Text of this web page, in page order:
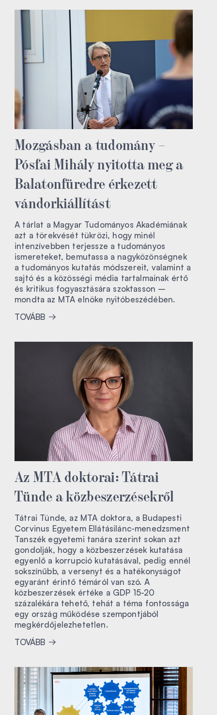
Mozgásban a tudomány –
Pósfai Mihály nyitotta meg a
Balatonfüredre érkezett
vándorkiállítást
A tárlat a Magyar Tudományos Akadémiának
azt a törekvését tükrözi, hogy minél
intenzívebben terjessze a tudományos
ismereteket, bemutassa a nagyközönségnek
a tudományos kutatás módszereit, valamint a
sajtó és a közösségi média tartalmainak értő
és kritikus fogyasztására szoktasson –
mondta az MTA elnöke nyitóbeszédében.
TOVÁBB
Az MTA doktorai: Tátrai
Tünde a közbeszerzésekről
Tátrai Tünde, az MTA doktora, a Budapesti
Corvinus Egyetem Ellátásilánc-menedzsment
Tanszék egyetemi tanára szerint sokan azt
gondolják, hogy a közbeszerzések kutatása
egyenlő a korrupció kutatásával, pedig ennél
sokszínűbb, a versenyt és a hatékonyságot
egyaránt érintő témáról van szó. A
közbeszerzések értéke a GDP 15-20
százalékára tehető, tehát a téma fontossága
egy ország működése szempontjából
megkérdőjelezhetetlen.
TOVÁBB